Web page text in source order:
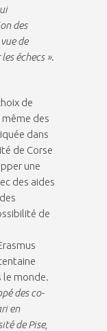
des
de
échecs ».
de
des
dans
de Corse
une
des aides
de
le monde.
des co-
en
de Pise,